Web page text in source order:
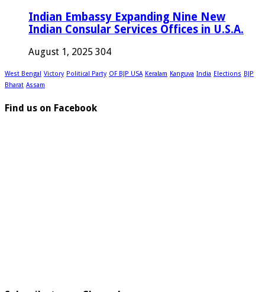
Indian Embassy Expanding Nine New
Indian Consular Services Offices in U.S.A.
August 1, 2025 304
West Bengal Victory Political Party OF BJP USA Keralam Kanguva India Elections BJP
Bharat Assam
Find us on Facebook